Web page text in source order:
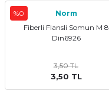
%0
Norm
Fiberli Flansli Somun M 8
Din6926
3,50 TL
3,50 TL